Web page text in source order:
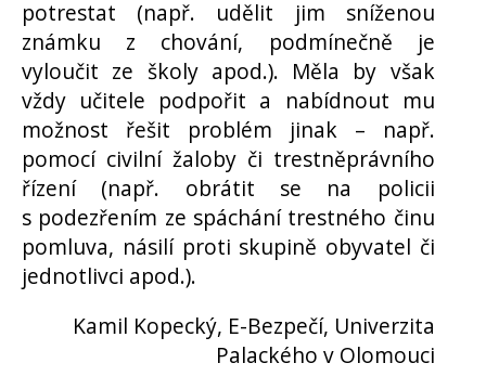
potrestat (např. udělit jim sníženou
známku z chování, podmínečně je
vyloučit ze školy apod.). Měla by však
vždy učitele podpořit a nabídnout mu
možnost řešit problém jinak – např.
pomocí civilní žaloby či trestněprávního
řízení (např. obrátit se na policii
s podezřením ze spáchání trestného činu
pomluva, násilí proti skupině obyvatel či
jednotlivci apod.).
Kamil Kopecký, E-Bezpečí, Univerzita
Palackého v Olomouci